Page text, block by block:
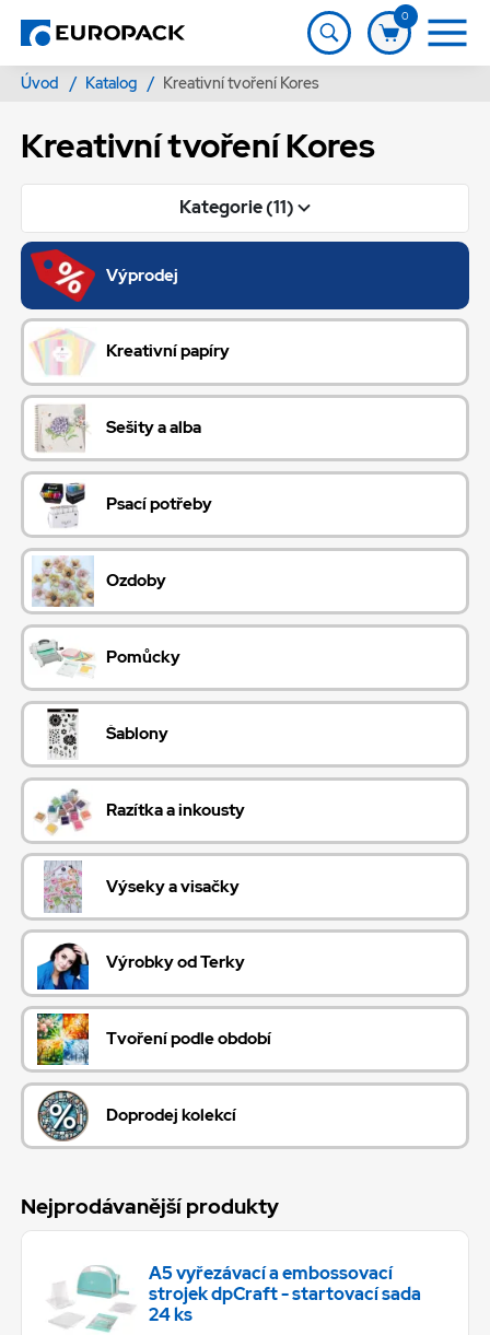
0
Úvod / Katalog / Kreativní tvoření Kores
Kreativní tvoření Kores
Kategorie (11)
Výprodej
Kreativní papíry
Sešity a alba
Psací potřeby
Ozdoby
Pomůcky
Šablony
Razítka a inkousty
Výseky a visačky
Výrobky od Terky
Tvoření podle období
Doprodej kolekcí
Nejprodávanější produkty
A5 vyřezávací a embossovací
strojek dpCraft - startovací sada
24 ks